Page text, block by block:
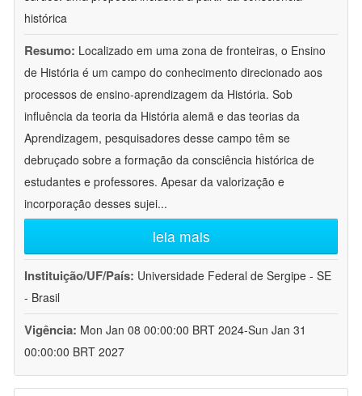
histórica
Resumo: Localizado em uma zona de fronteiras, o Ensino
de História é um campo do conhecimento direcionado aos
processos de ensino-aprendizagem da História. Sob
influência da teoria da História alemã e das teorias da
Aprendizagem, pesquisadores desse campo têm se
debruçado sobre a formação da consciência histórica de
estudantes e professores. Apesar da valorização e
incorporação desses sujei...
leia mais
Instituição/UF/País: Universidade Federal de Sergipe - SE
- Brasil
Vigência: Mon Jan 08 00:00:00 BRT 2024-Sun Jan 31
00:00:00 BRT 2027